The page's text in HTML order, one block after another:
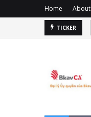
Home About
TICKER